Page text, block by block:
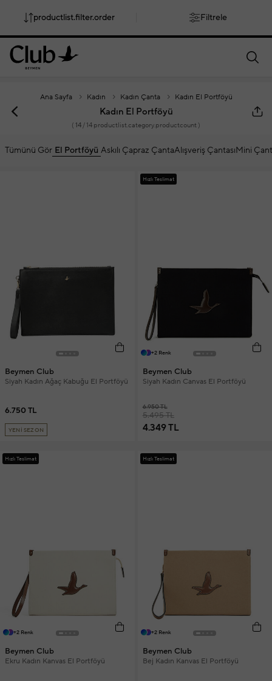
smartbanner.popup.text smartbanner.popup.buttontext
Ana Sayfa Kadın Kadın Çanta Kadın El Portföyü
Kadın El Portföyü
( 14/ 14 productlist.category.productcount )
Askılı Çapraz ÇantaAlışveriş Çantası
El Portföyü Mini
Tümünü Gör
productlist.filter.order Filtrele
Beymen Club
Siyah Kadın Ağaç Kabuğu El Portföyü
6.750 TL
YENİ SEZON
Hızlı Teslimat
+2 Renk
Beymen Club
Siyah Kadın Canvas El Portföyü
6.950 TL
5.495 TL
4.349 TL
Hızlı Teslimat
+2 Renk
Beymen Club
Ekru Kadın Kanvas El Portföyü
Hızlı Teslimat
+2 Renk
Beymen Club
Bej Kadın Kanvas El Portföyü